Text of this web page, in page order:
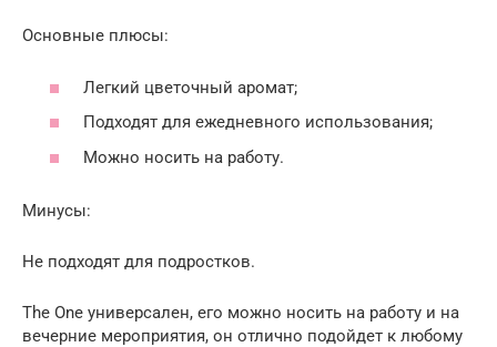
Основные плюсы:
Легкий цветочный аромат;
Подходят для ежедневного использования;
Можно носить на работу.
Минусы:
Не подходят для подростков.
The One универсален, его можно носить на работу и на
вечерние мероприятия, он отлично подойдет к любому